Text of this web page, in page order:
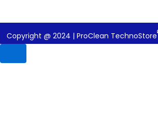
Copyright @ 2024 | ProClean TechnoStore